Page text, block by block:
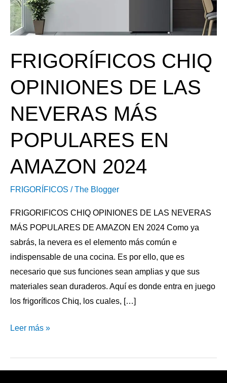
FRIGORÍFICOS CHIQ
OPINIONES DE LAS
NEVERAS MÁS
POPULARES EN
AMAZON 2024
FRIGORÍFICOS / The Blogger
FRIGORIFICOS CHIQ OPINIONES DE LAS NEVERAS
MÁS POPULARES DE AMAZON EN 2024 Como ya
sabrás, la nevera es el elemento más común e
indispensable de una cocina. Es por ello, que es
necesario que sus funciones sean amplias y que sus
materiales sean duraderos. Aquí es donde entra en juego
los frigoríficos Chiq, los cuales, […]
MÁS
POPULARES
AMAZON
Leer más »